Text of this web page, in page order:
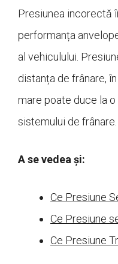
Presiunea incorectă
performanța
al vehiculului.
distanța de frânare,
mare poate duce la
sistemului de frânare.
A se vedea și:
Ce Presiune
Ce Presiune
Ce Presiune